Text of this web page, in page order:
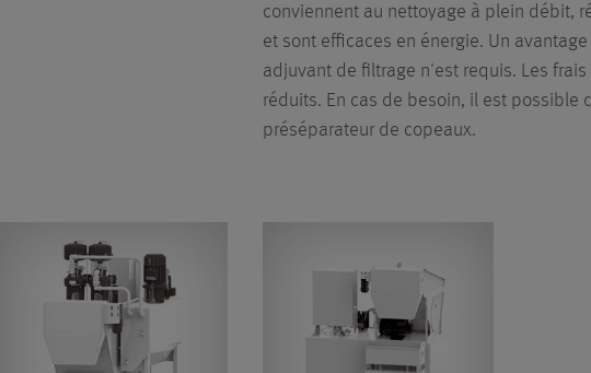
conviennent au nettoyage à plein débit,
et sont efficaces en énergie. Un
adjuvant de filtrage n'est requis. Les
réduits. En cas de besoin, il est possible
préséparateur de copeaux.